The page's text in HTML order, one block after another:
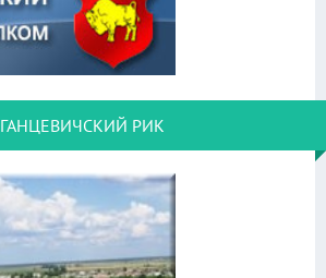
ГАНЦЕВИЧСКИЙ РИК